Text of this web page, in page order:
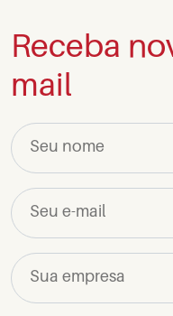
Receba
mail
Seu nome
Seu e-mail
Sua empresa